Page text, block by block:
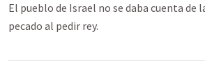
El pueblo de Israel no se daba cuenta de
pecado al pedir rey.